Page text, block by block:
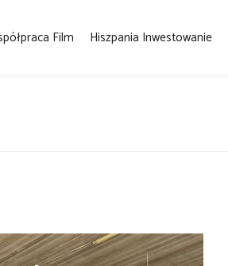
Film Hiszpania Inwestowanie